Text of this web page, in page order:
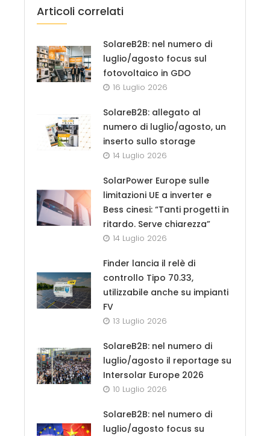
Articoli correlati
SolareB2B: nel numero di
luglio/agosto focus sul
fotovoltaico in GDO
16 Luglio 2026
SolareB2B: allegato al
numero di luglio/agosto, un
inserto sullo storage
14 Luglio 2026
SolarPower Europe sulle
limitazioni UE a inverter e
Bess cinesi: “Tanti progetti in
ritardo. Serve chiarezza”
14 Luglio 2026
Finder lancia il relè di
controllo Tipo 70.33,
utilizzabile anche su impianti
FV
13 Luglio 2026
SolareB2B: nel numero di
luglio/agosto il reportage su
Intersolar Europe 2026
10 Luglio 2026
SolareB2B: nel numero di
luglio/agosto focus su